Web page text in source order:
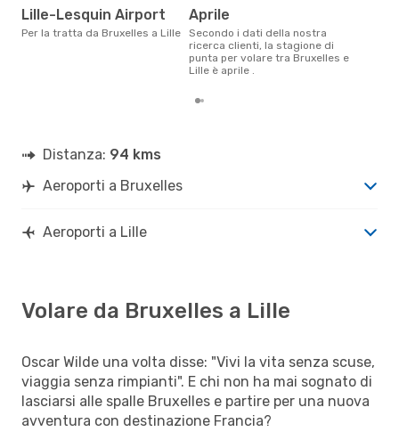
Lille-Lesquin Airport
Per la tratta da Bruxelles a Lille
aprile
Secondo i dati della nostra
ricerca clienti, la stagione di
punta per volare tra Bruxelles e
Lille è aprile .
Distanza: 94 kms
Aeroporti a Bruxelles
Aeroporti a Lille
Volare da Bruxelles a Lille
Oscar Wilde una volta disse: "Vivi la vita senza scuse,
viaggia senza rimpianti". E chi non ha mai sognato di
lasciarsi alle spalle Bruxelles e partire per una nuova
avventura con destinazione Francia?